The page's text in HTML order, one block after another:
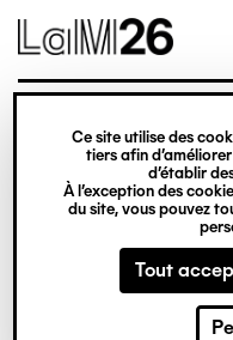
Gestion des cookies
Ce site utilise des
tiers afin
d’établir
À l’exception des
du site, vous pouvez
Tout
contenu